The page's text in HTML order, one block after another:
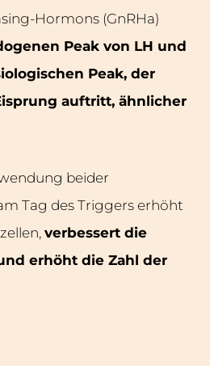
Hormons (GnRHa)
Peak von LH und
Peak, der
auftritt, ähnlicher
beider
Tag des Triggers erhöht
verbessert die
erhöht die Zahl der